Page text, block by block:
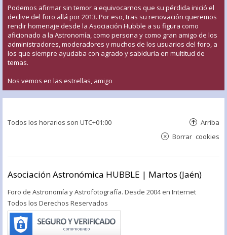
Podemos afirmar sin temor a equivocarnos que su pérdida inició el
declive del foro allá por 2013. Por eso, tras su renovación queremos
rendir homenaje desde la Asociación Hubble a su figura como
aficionado a la Astronomía, como persona y como gran amigo de los
administradores, moderadores y muchos de los usuarios del foro, a
los que siempre ayudaba con agrado y sabiduría en multitud de
temas.
Nos vemos en las estrellas, amigo
Todos los horarios son UTC+01:00 Arriba
Borrar cookies
Asociación Astronómica HUBBLE | Martos (Jaén)
Foro de Astronomía y Astrofotografía. Desde 2004 en Internet
Todos los Derechos Reservados